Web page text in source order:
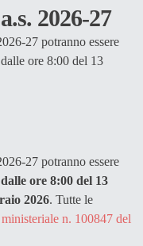
2026-27
27 potranno essere
ore 8:00 del 13
27 potranno essere
dalle ore 8:00 del 13
2026. Tutte le
n. 100847 del